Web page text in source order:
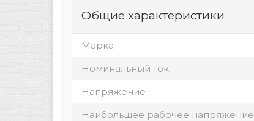
Общие характеристики
Марка
Номинальный ток
Напряжение
Наибольшее рабочее напряжение